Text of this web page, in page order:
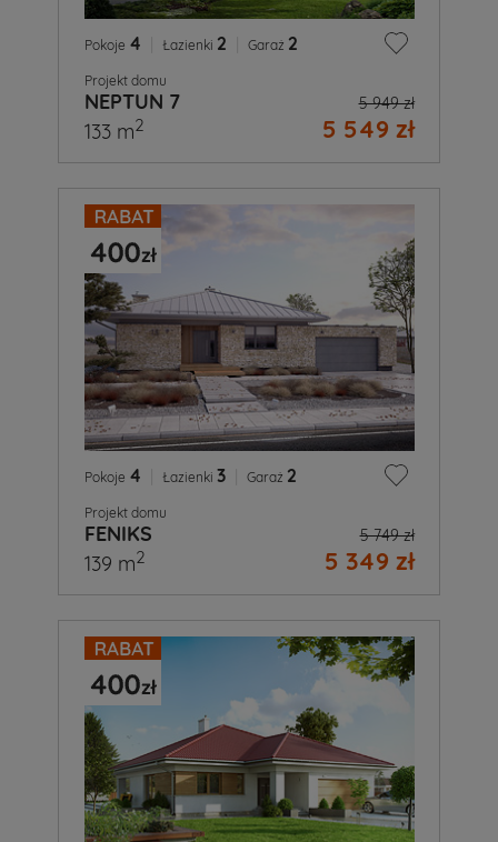
Pokoje 4 Łazienki 2 Garaż 2
Projekt domu
NEPTUN 7 5 949 zł
5 549 zł
133 m2
Pokoje 4 Łazienki 3 Garaż 2
Projekt domu
FENIKS 5 749 zł
5 349 zł
139 m2